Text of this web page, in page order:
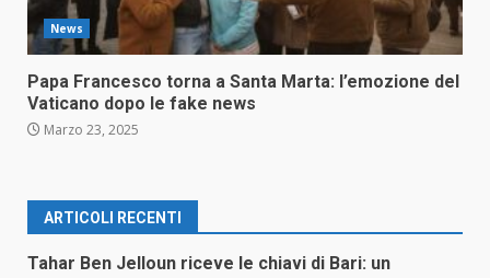
News
Papa Francesco torna a Santa Marta: l’emozione del
Vaticano dopo le fake news
Marzo 23, 2025
ARTICOLI RECENTI
Tahar Ben Jelloun riceve le chiavi di Bari: un